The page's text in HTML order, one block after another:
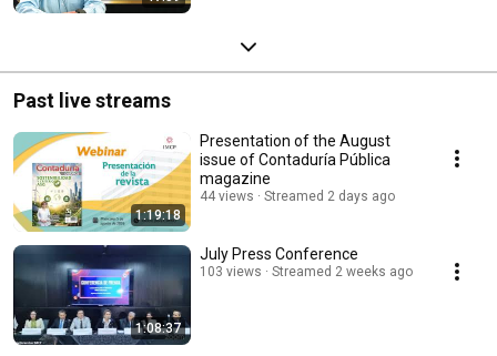
Past live streams
1:19:18
Presentation of the August
issue of Contaduría Pública
magazine
44 views Streamed 2 days ago
1:08:37
July Press Conference
103 views Streamed 2 weeks ago